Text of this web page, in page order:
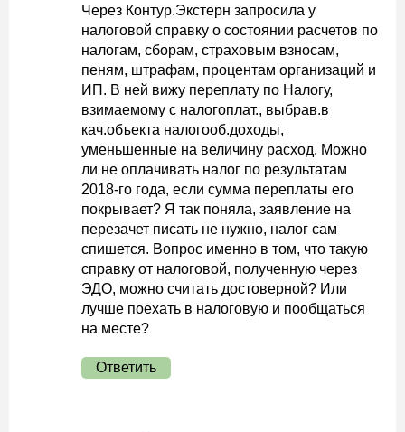
Через Контур.Экстерн запросила у
налоговой справку о состоянии расчетов по
налогам, сборам, страховым взносам,
пеням, штрафам, процентам организаций и
ИП. В ней вижу переплату по Налогу,
взимаемому с налогоплат., выбрав.в
кач.объекта налогооб.доходы,
уменьшенные на величину расход. Можно
ли не оплачивать налог по результатам
2018-го года, если сумма переплаты его
покрывает? Я так поняла, заявление на
перезачет писать не нужно, налог сам
спишется. Вопрос именно в том, что такую
справку от налоговой, полученную через
ЭДО, можно считать достоверной? Или
лучше поехать в налоговую и пообщаться
на месте?
Ответить